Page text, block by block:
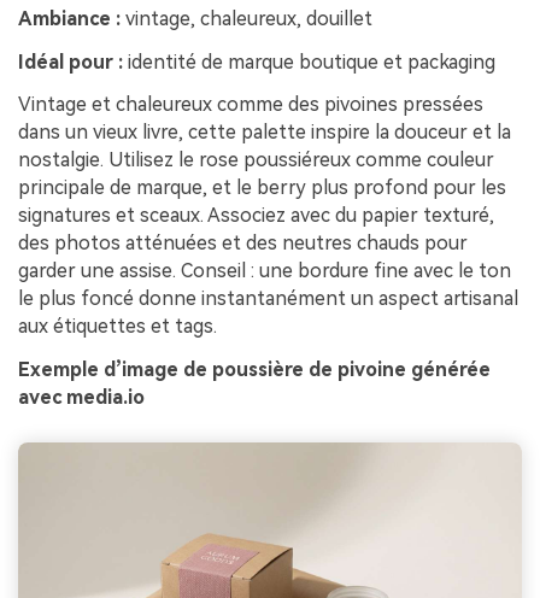
Ambiance : vintage, chaleureux, douillet
Idéal pour : identité de marque boutique et packaging
Vintage et chaleureux comme des pivoines pressées
dans un vieux livre, cette palette inspire la douceur et la
nostalgie. Utilisez le rose poussiéreux comme couleur
principale de marque, et le berry plus profond pour les
signatures et sceaux. Associez avec du papier texturé,
des photos atténuées et des neutres chauds pour
garder une assise. Conseil : une bordure fine avec le ton
le plus foncé donne instantanément un aspect artisanal
aux étiquettes et tags.
Exemple d’image de poussière de pivoine générée
avec media.io